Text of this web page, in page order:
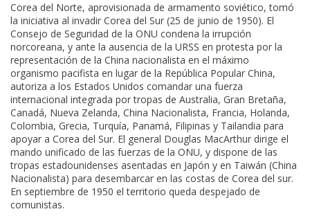
Corea del Norte, aprovisionada de armamento soviético, tomó
la iniciativa al invadir Corea del Sur (25 de junio de 1950). El
Consejo de Seguridad de la ONU condena la irrupción
norcoreana, y ante la ausencia de la URSS en protesta por la
representación de la China nacionalista en el máximo
organismo pacifista en lugar de la República Popular China,
autoriza a los Estados Unidos comandar una fuerza
internacional integrada por tropas de Australia, Gran Bretaña,
Canadá, Nueva Zelanda, China Nacionalista, Francia, Holanda,
Colombia, Grecia, Turquía, Panamá, Filipinas y Tailandia para
apoyar a Corea del Sur. El general Douglas MacArthur dirige el
mando unificado de las fuerzas de la ONU, y dispone de las
tropas estadounidenses asentadas en Japón y en Taiwán (China
Nacionalista) para desembarcar en las costas de Corea del sur.
En septiembre de 1950 el territorio queda despejado de
comunistas.